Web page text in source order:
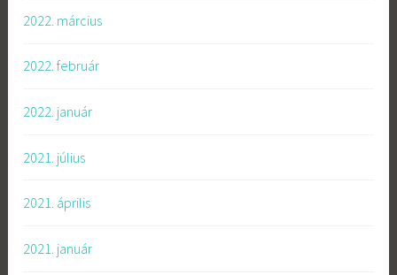
2022. március
2022. február
2022. január
2021. július
2021. április
2021. január